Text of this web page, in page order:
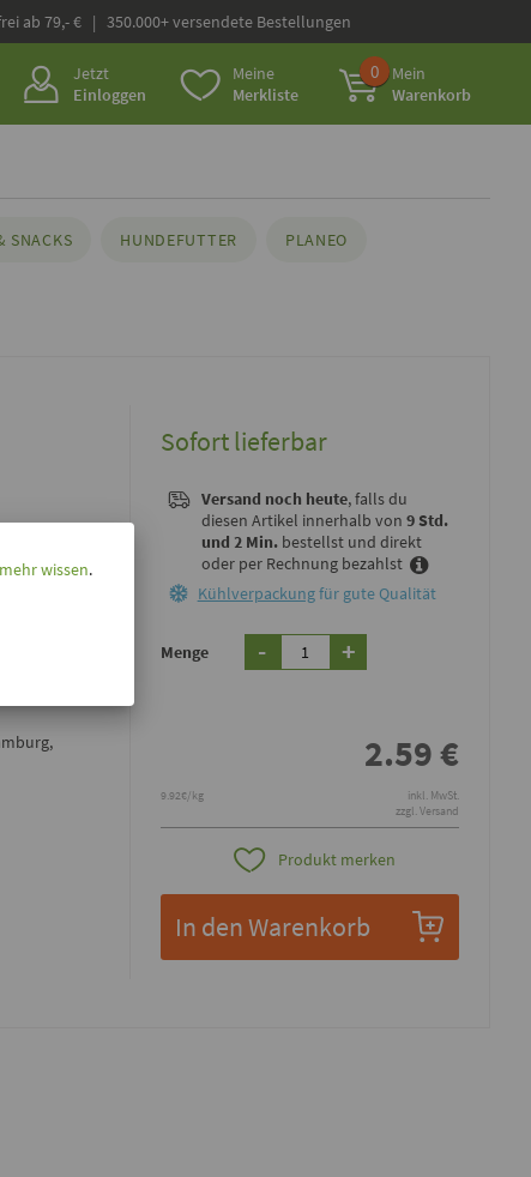
ab 79,- € | 350.000+ versendete Bestellungen
Jetzt
Einloggen
Meine
Merkliste
0
Mein
Warenkorb
HUNDEFUTTER PLANEO
cremige
guten
Sofort lieferbar
Versand noch heute, falls du
diesen Artikel innerhalb von 9 Std.
und 2 Min.bestellst und direkt
oder per Rechnung bezahlst
Kühlverpackungfür gute Qualität
Menge - +
2.59€
9.92€/kg
inkl. MwSt.
zzgl. Versand
Produkt merken
In den Warenkorb
wissen.